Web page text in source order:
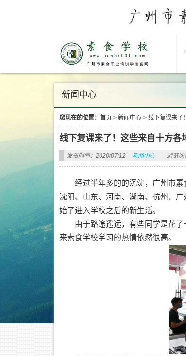
新闻中心
您现在的位置： 首页 > 新闻中心 > 线下复课来了
线下复课来了！这些来自十方各
发布时间：2020/07/12 新闻中心 浏览次
经过半年多的的沉淀，广州市
沈阳、山东、河南、湖南、杭州、
始了进入学校之后的新生活。
由于路途遥远，有些同学是花
来素食学校学习的热情依然很高。